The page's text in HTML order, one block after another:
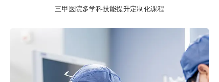
三甲医院多学科技能提升定制化课程